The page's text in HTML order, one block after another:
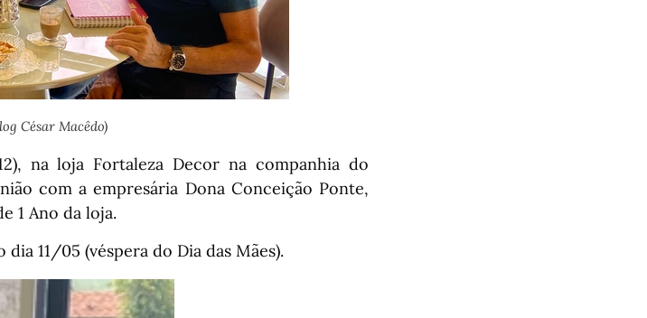
César Macêdo)
na loja Fortaleza Decor na companhia do
com a empresária Dona Conceição Ponte,
1 Ano da loja.
11/05 (véspera do Dia das Mães).